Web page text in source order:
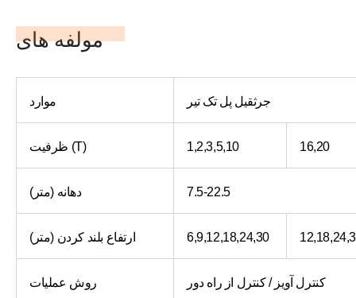
مولفه های
موارد جرثقیل پل تک تیر
ظرفیت (T) 1,2,3,5,10 16,20
دهانه (متر) 7.5-22.5
ارتفاع بلند کردن (متر) 6,9,12,18,24,30
روش عملیات کنترل آویز / کنترل از راه دور